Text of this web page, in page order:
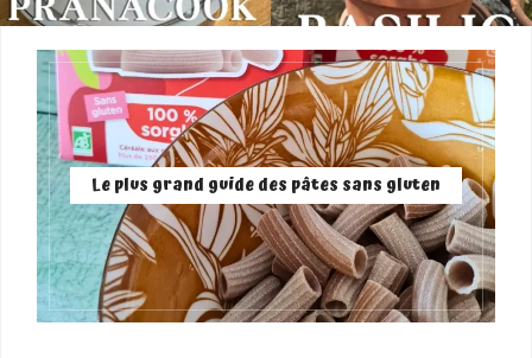
Le plus grand guide des pâtes sans gluten